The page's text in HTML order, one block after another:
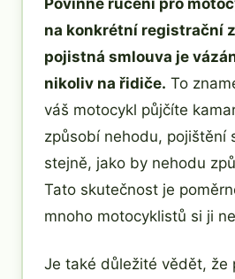
Povinné ručení pro
na konkrétní registrační
pojistná smlouva je
nikoliv na řidiče. To
váš motocykl půjčíte
způsobí nehodu, pojištění
stejně, jako by nehodu
Tato skutečnost je
mnoho motocyklistů si ji
Je také důležité vědět, že